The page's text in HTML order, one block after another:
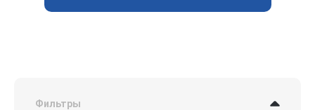
Фильтры